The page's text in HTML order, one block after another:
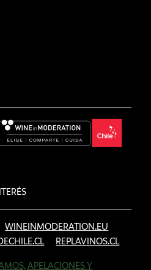
WINEINMODERATION.EU
REPLAVINOS.CL
APELACIONES Y